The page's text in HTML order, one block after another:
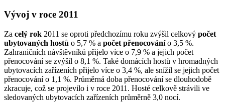
Vývoj v roce 2011
Za celý rok 2011 se oproti předchozímu roku zvýšil celkový počet
ubytovaných hostů o 5,7 % a počet přenocovánío 3,5 %.
Zahraničních návštěvníků přijelo více o 7,9 % a jejich počet
přenocování se zvýšil o 8,1 %. Také domácích hostů v hromadných
ubytovacích zařízeních přijelo více o 3,4 %, ale snížil se jejich počet
přenocování o 1,1 %. Průměrná doba přenocování se dlouhodobě
zkracuje, což se projevilo i v roce 2011. Hosté celkově strávili ve
sledovaných ubytovacích zařízeních průměrně 3,0 nocí.